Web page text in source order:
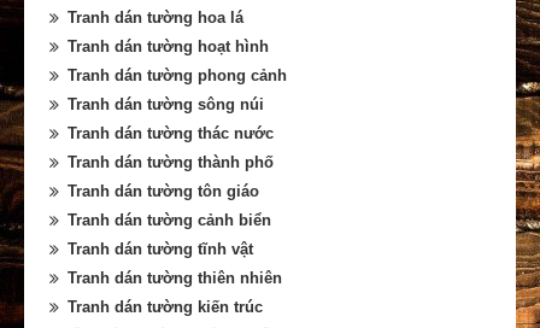
Tranh dán tường hoa lá
Tranh dán tường hoạt hình
Tranh dán tường phong cảnh
Tranh dán tường sông núi
Tranh dán tường thác nước
Tranh dán tường thành phố
Tranh dán tường tôn giáo
Tranh dán tường cảnh biển
Tranh dán tường tĩnh vật
Tranh dán tường thiên nhiên
Tranh dán tường kiến trúc